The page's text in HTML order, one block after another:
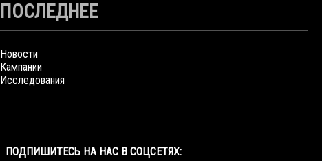
ПОСЛЕДНЕЕ
Новости
Кампании
Исследования
ПОДПИШИТЕСЬ НА НАС В СОЦСЕТЯХ: